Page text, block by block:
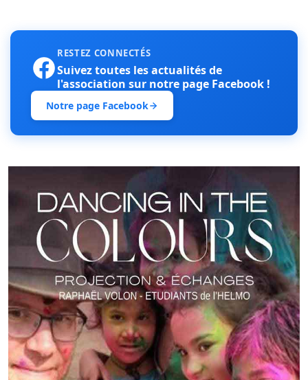
RESTEZ CONNECTÉS
Suivez toutes les actualités de
l'association sur notre page Facebook !
Notre page Facebook